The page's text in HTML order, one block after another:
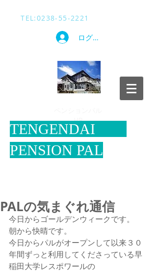
TEL​:0238-55-2221
ログイン
HP
​TENGENDAI
PENSION PAL
PALの気まぐれ通信
今日からゴールデンウィークです。
朝から快晴です。
今日からパルがオープンして以来３０
年間ずっと利用してくださっている早
稲田大学レスポワールの